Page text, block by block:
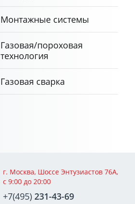
Монтажные системы
Газовая/пороховая
технология
Газовая сварка
г. Москва, Шоссе Энтузиастов 76А,
с 9:00 до 20:00
+7(495) 231-43-69